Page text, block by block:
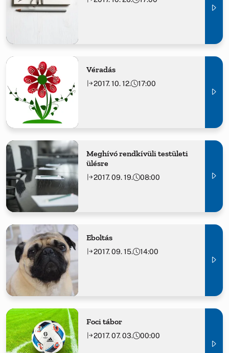
Véradás
2017. 10. 12. 17:00
Meghívó rendkívüli testületi
ülésre
2017. 09. 19. 08:00
Eboltás
2017. 09. 15. 14:00
Foci tábor
2017. 07. 03. 00:00